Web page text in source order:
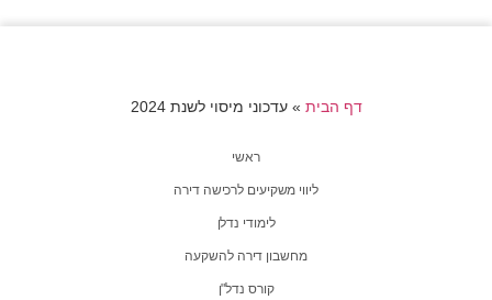
ראשי
ליווי משקיעים לרכישה דירה
לימודי נדלן
מחשבון דירה להשקעה
קורס נדל"ן
דף הבית »עדכוני מיסוי לשנת 2024